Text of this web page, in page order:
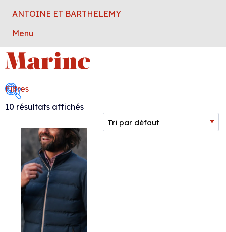
ANTOINE ET BARTHELEMY
Menu
Marine
Filtres
Collection femme
Collection homme
Marque
Taille
Couleur
10 résultats affichés